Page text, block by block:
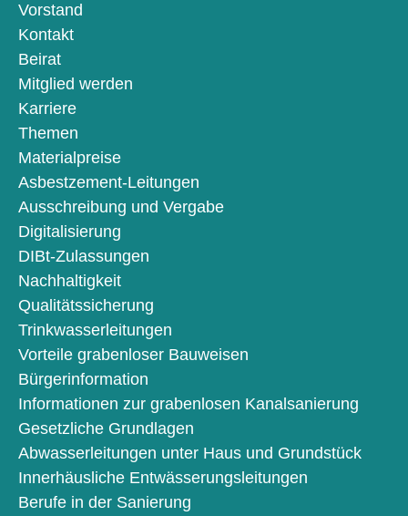
Vorstand
Kontakt
Beirat
Mitglied werden
Karriere
Themen
Materialpreise
Asbestzement-Leitungen
Ausschreibung und Vergabe
Digitalisierung
DIBt-Zulassungen
Nachhaltigkeit
Qualitätssicherung
Trinkwasserleitungen
Vorteile grabenloser Bauweisen
Bürgerinformation
Informationen zur grabenlosen Kanalsanierung
Gesetzliche Grundlagen
Abwasserleitungen unter Haus und Grundstück
Innerhäusliche Entwässerungsleitungen
Berufe in der Sanierung